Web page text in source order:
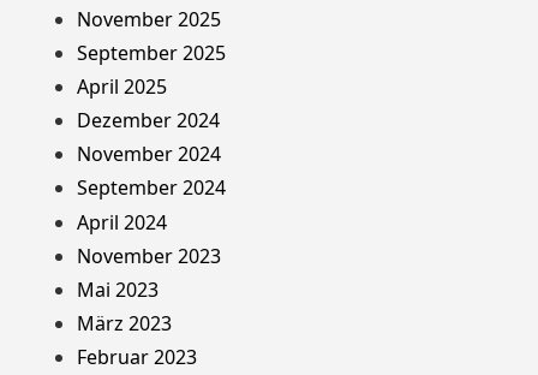
November 2025
September 2025
April 2025
Dezember 2024
November 2024
September 2024
April 2024
November 2023
Mai 2023
März 2023
Februar 2023